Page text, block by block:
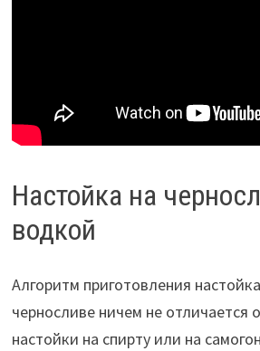
Настойка на
водкой
Алгоритм приготовления
черносливе ничем не отличается
настойки на спирту или на